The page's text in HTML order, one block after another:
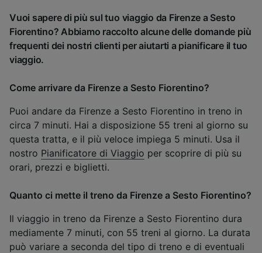
Vuoi sapere di più sul tuo viaggio da Firenze a Sesto
Fiorentino? Abbiamo raccolto alcune delle domande più
frequenti dei nostri clienti per aiutarti a pianificare il tuo
viaggio.
Come arrivare da Firenze a Sesto Fiorentino?
Puoi andare da Firenze a Sesto Fiorentino in treno in
circa 7 minuti. Hai a disposizione 55 treni al giorno su
questa tratta, e il più veloce impiega 5 minuti. Usa il
nostro Pianificatore di Viaggio per scoprire di più su
orari, prezzi e biglietti.
Quanto ci mette il treno da Firenze a Sesto Fiorentino?
Il viaggio in treno da Firenze a Sesto Fiorentino dura
mediamente 7 minuti, con 55 treni al giorno. La durata
può variare a seconda del tipo di treno e di eventuali